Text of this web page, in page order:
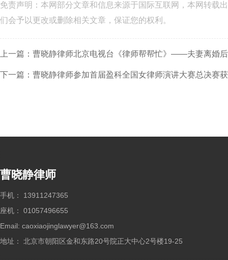
免责声明：本网部分文章和信息来源于国际互联网，本网转载
们会予以更改或删除相关文章，保证您的权利。
上一篇：曹晓静律师北京电视台《律师帮帮忙》——夫妻离婚
下一篇：曹晓静律师参加首届盈科全国女律师演讲大赛总决赛
曹晓静律师
手机： 13911247365
座机： 01057496655
Email: caoxiaojinglawyer@163.com
地址： 北京市朝阳区金和东路20号院正大中心2号楼19-25